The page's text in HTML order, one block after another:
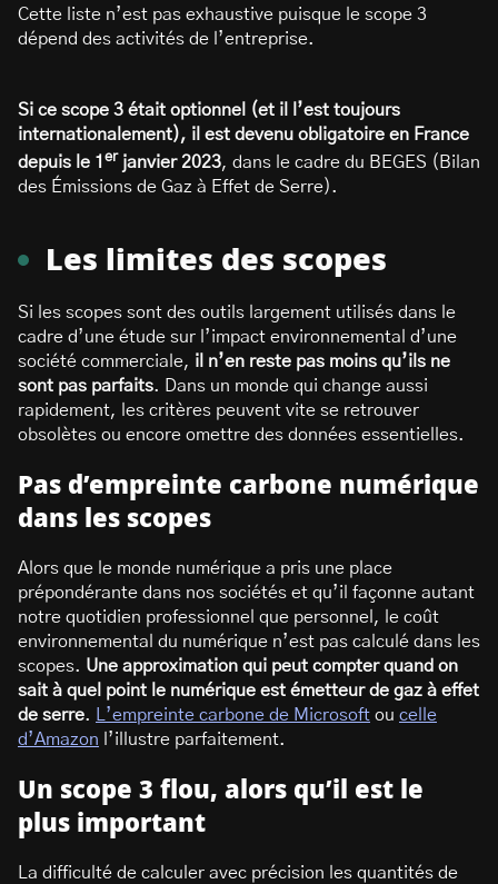
Cette liste n’est pas exhaustive puisque le scope 3
dépend des activités de l’entreprise.
Si ce scope 3 était optionnel (et il l’est toujours
internationalement), il est devenu obligatoire en France
depuis le 1 er janvier 2023, dans le cadre du BEGES (Bilan
des Émissions de Gaz à Effet de Serre).
Les limites des scopes
Si les scopes sont des outils largement utilisés dans le
cadre d’une étude sur l’impact environnemental d’une
société commerciale, il n’en reste pas moins qu’ils ne
sont pas parfaits. Dans un monde qui change aussi
rapidement, les critères peuvent vite se retrouver
obsolètes ou encore omettre des données essentielles.
Pas d’empreinte carbone numérique
dans les scopes
Alors que le monde numérique a pris une place
prépondérante dans nos sociétés et qu’il façonne autant
notre quotidien professionnel que personnel, le coût
environnemental du numérique n’est pas calculé dans les
scopes. Une approximation qui peut compter quand on
sait à quel point le numérique est émetteur de gaz à effet
de serre. L’empreinte carbone de Microsoft ou celle
d’Amazon l’illustre parfaitement.
Un scope 3 flou, alors qu’il est le
plus important
La difficulté de calculer avec précision les quantités de